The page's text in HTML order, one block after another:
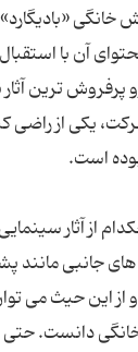
آن با استقبال
پرفروش ترین
یکی از راضی
از آثار
های جانبی
این حیث می
دانست. حتی